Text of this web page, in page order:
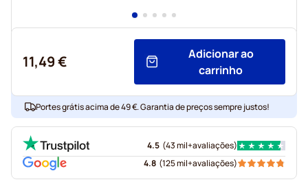
11,49 €
Adicionar ao
carrinho
Portes grátis acima de 49 €. Garantia de preços sempre justos!
4.5 (43 mil+avaliações)
4.8 (125 mil+avaliações)